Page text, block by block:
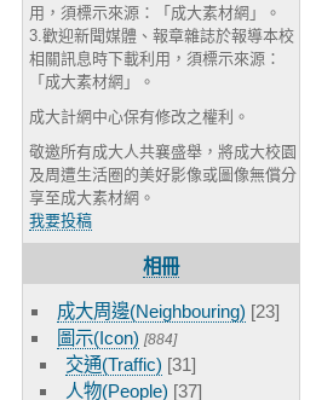
用，須標示來源：「成大素材網」。
3.歡迎新聞媒體、報章雜誌於報導本校
相關訊息時下載利用，須標示來源：
「成大素材網」。
成大計網中心保有修改之權利。
敬邀所有成大人共襄盛舉，將成大校園
及周遭生活圈的美好影像或圖像無償分
享至成大素材網。
我要投稿
相冊
成大周邊(Neighbouring) [23]
圖示(Icon) [884]
交通(Traffic) [31]
人物(People) [37]